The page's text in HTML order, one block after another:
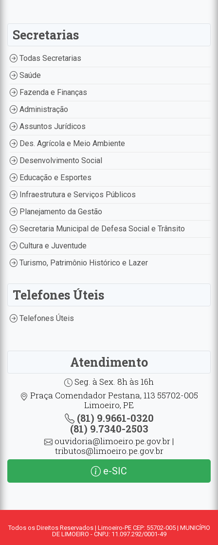
Secretarias
Todas Secretarias
Saúde
Fazenda e Finanças
Administração
Assuntos Jurídicos
Des. Agrícola e Meio Ambiente
Desenvolvimento Social
Educação e Esportes
Infraestrutura e Serviços Públicos
Planejamento da Gestão
Secretaria Municipal de Defesa Social e Trânsito
Cultura e Juventude
Turismo, Patrimônio Histórico e Lazer
Telefones Úteis
Telefones Úteis
Atendimento
Seg. à Sex. 8h às 16h
Praça Comendador Pestana, 113 55702-005
Limoeiro, PE
(81) 9.9661-0320
(81) 9.7340-2503
ouvidoria@limoeiro.pe.gov.br |
tributos@limoeiro.pe.gov.br
e-SIC
Todos os Direitos Reservados | Limoeiro-PE CEP: 55702-005 | MUNICÍPIO
DE LIMOEIRO - CNPJ: 11.097.292/0001-49